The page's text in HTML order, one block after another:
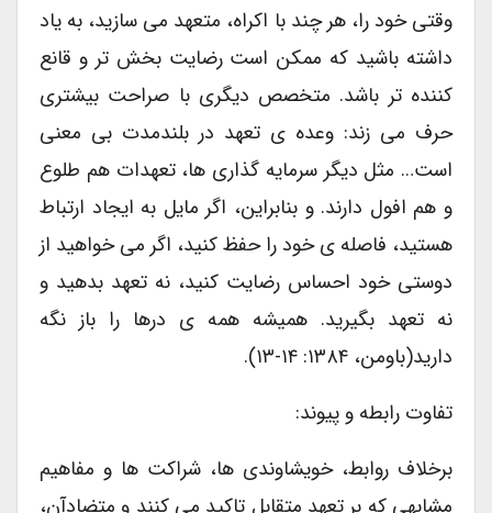
وقتی خود را، هر چند با اکراه، متعهد می سازید، به یاد
داشته باشید که ممکن است رضایت بخش تر و قانع
کننده تر باشد. متخصص دیگری با صراحت بیشتری
حرف می زند: وعده ی تعهد در بلندمدت بی معنی
است… مثل دیگر سرمایه گذاری ها، تعهدات هم طلوع
و هم افول دارند. و بنابراین، اگر مایل به ایجاد ارتباط
هستید، فاصله ی خود را حفظ کنید، اگر می خواهید از
دوستی خود احساس رضایت کنید، نه تعهد بدهید و
نه تعهد بگیرید. همیشه همه ی درها را باز نگه
دارید(باومن، ۱۳۸۴: ۱۴-۱۳).
تفاوت رابطه و پیوند:
برخلاف روابط، خویشاوندی ها، شراکت ها و مفاهیم
مشابهی که بر تعهد متقابل تاکید می کنند و متضادآن،